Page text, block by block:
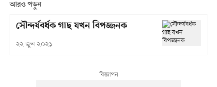
আরও পড়ুন
সৌন্দর্যবর্ধক গাছ যখন বিপজ্জনক
২২ জুন ২০২১